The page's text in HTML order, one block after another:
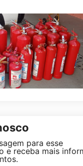
para esse
e receba mais